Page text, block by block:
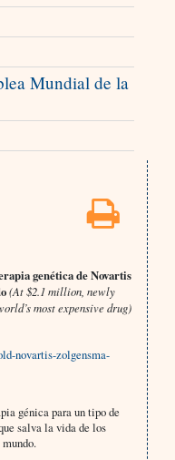
Mundial de la
genética de Novartis
(At $2.1 million, newly
most expensive drug)
novartis-zolgensma-
génica para un tipo de
salva la vida de los